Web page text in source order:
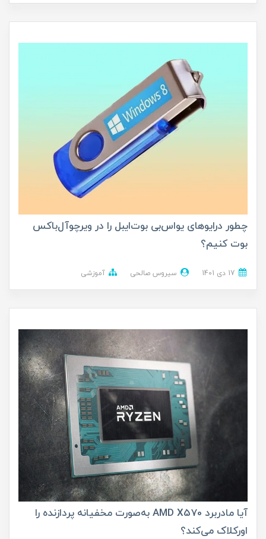
چطور درایوهای یو‌اس‌بی بوت‌ایبل را در ویرچوآل‌باکس
بوت کنیم؟
سیروس صالحی آموزشی
آیا مادربرد AMD X570 به‌صورت مخفیانه پردازنده را
اورکلاک می‌کند؟